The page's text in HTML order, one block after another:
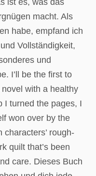
ist es, was das
macht. Als
habe, empfand ich
Vollständigkeit,
und
I’ll be the first to
with a healthy
I turned the pages, I
won over by the
characters’ rough-
quilt that’s been
care. Dieses Buch